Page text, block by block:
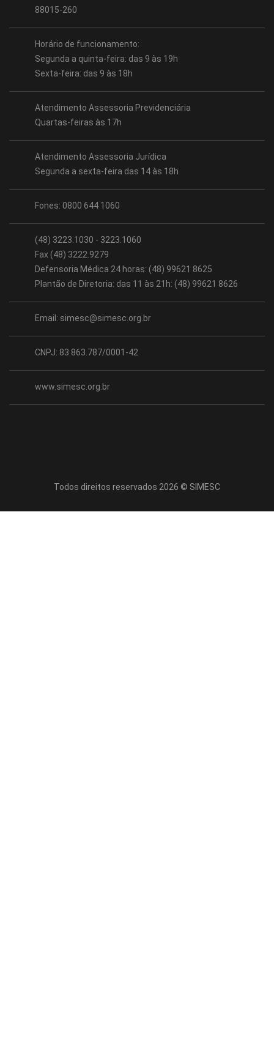
88015-260
Horário de funcionamento:
Segunda a quinta-feira: das 9 às 19h
Sexta-feira: das 9 às 18h
Atendimento Assessoria Previdenciária
Quartas-feiras às 17h
Atendimento Assessoria Jurídica
Segunda a sexta-feira das 14 às 18h
Fones: 0800 644 1060
(48) 3223.1030 - 3223.1060
Fax (48) 3222.9279
Defensoria Médica 24 horas: (48) 99621 8625
Plantão de Diretoria: das 11 às 21h: (48) 99621 8626
Email: simesc@simesc.org.br
CNPJ: 83.863.787/0001-42
www.simesc.org.br
Todos direitos reservados 2026 © SIMESC